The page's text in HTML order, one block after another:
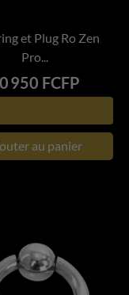
et Plug Ro Zen
Pro...
950 FCFP
au panier